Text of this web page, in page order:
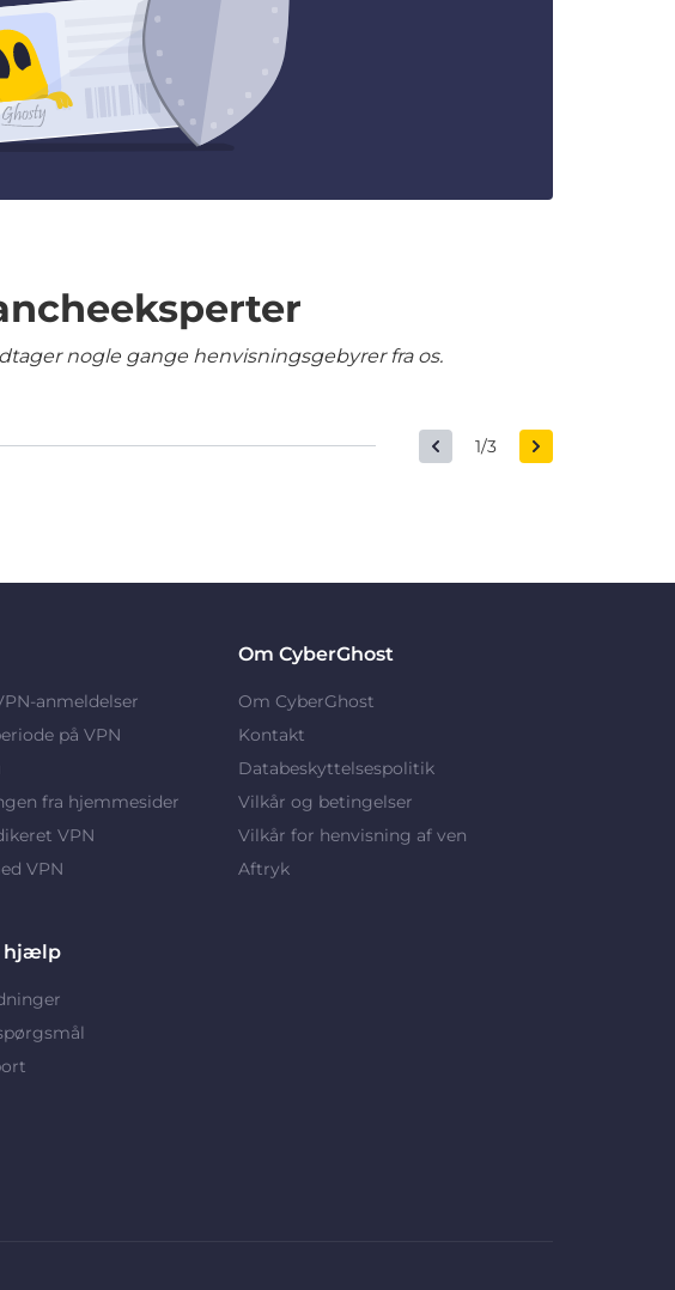
nogle gange henvisningsgebyrer fra os.
1/3
anmeldelser
på VPN
fra hjemmesider
VPN
VPN
Om CyberGhost
Om CyberGhost
Kontakt
Databeskyttelsespolitik
Vilkår og betingelser
Vilkår for henvisning af ven
Aftryk
hjælp